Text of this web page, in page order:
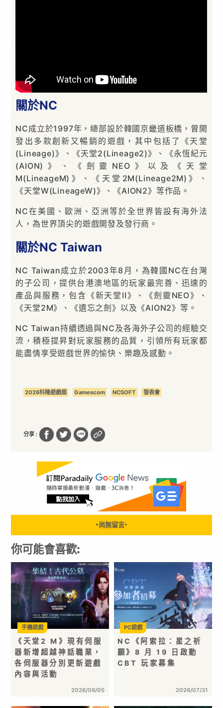
關於NC
NC成立於1997年，總部設於韓國京畿道板橋，曾開
發出多款創新又暢銷的遊戲，其中包括了《天堂
(Lineage)》、《天堂2(Lineage2)》、《永恆紀元
(AION)》、《劍靈NEO》以及《天堂
M(LineageM)》、《天堂2M(Lineage2M)》、
《天堂W(LineageW)》、《AION2》等作品。
NC在美國、歐洲、亞洲等於全世界皆設有海外法
人，為世界頂尖的遊戲開發及發行商。
關於NC Taiwan
NC Taiwan成立於2003年8月，為韓國NC在台灣
的子公司，提供台港澳地區的玩家最完善、迅速的
產品與服務，包含《新天堂II》、《劍靈NEO》、
《天堂2M》、《遺忘之劍》以及《AION2》等。
NC Taiwan持續透過與NC及各海外子公司的經驗交
流，積極提昇對玩家服務的品質，引領所有玩家都
能盡情享受遊戲世界的愉快、樂趣及感動。
2026科隆遊戲展 Gamescom NCSOFT 發表會
分享 :
▼ 尚無留言▼
你可能會喜歡:
《天堂2 M》現有伺服
器新增超越神話職業，
各伺服器分別更新遊戲
內容與活動
2026/08/05
手機遊戲
NC《阿索拉：星之祈
願》8 月 19 日啟動
CBT 玩家募集
2026/07/31
PC遊戲